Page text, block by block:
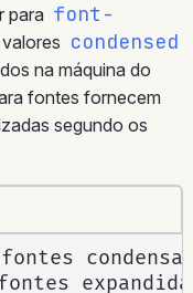
para font-
condensed
na máquina do
fontes fornecem
segundo os